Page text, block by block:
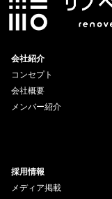
会社紹介
コンセプト
会社概要
メンバー紹介
採用情報
メディア掲載